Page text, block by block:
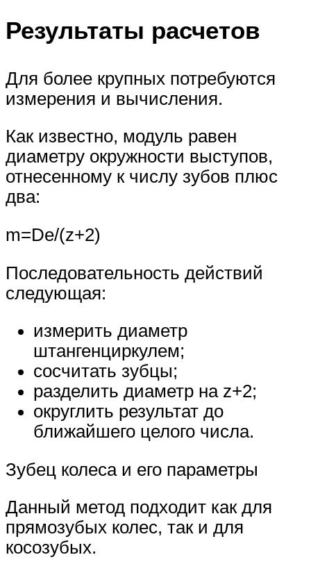
Результаты расчетов
Для более крупных потребуются
измерения и вычисления.
Как известно, модуль равен
диаметру окружности выступов,
отнесенному к числу зубов плюс
два:
m=De/(z+2)
Последовательность действий
следующая:
измерить диаметр
штангенциркулем;
сосчитать зубцы;
разделить диаметр на z+2;
округлить результат до
ближайшего целого числа.
Зубец колеса и его параметры
Данный метод подходит как для
прямозубых колес, так и для
косозубых.